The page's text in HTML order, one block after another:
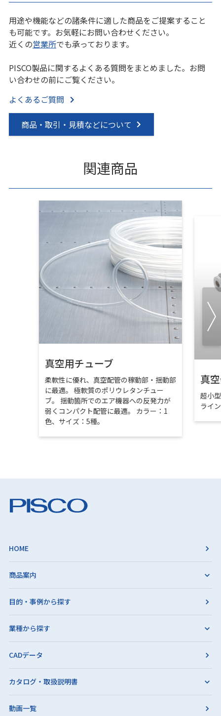
用途や機能などの諸条件に適した商品をご提案すること
も可能です。お気軽にお問い合わせください。
近くの営業所でも承っております。
PISCO製品に関するよくある質問をまとめました。お問
い合わせの前にご覧ください。
よくあるご質問
商品・取引・見積などについて
関連商品
真空用チューブ
柔軟性に優れ、真空配管の稼動部・揺動部
に最適。 極軟質のポリウレタンチュー
ブ。 揺動箇所でのエア機器への反発力が
弱くコンパクト配管に最適。 カラー：1
色、サイズ：5種。
真
超小
ライ
HOME
商品案内
目的・事例から探す
業種から探す
CADデータ
カタログ・取扱説明書
動画一覧